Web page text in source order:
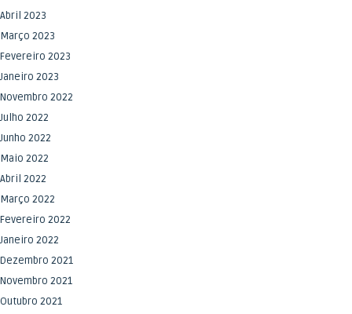
Abril 2023
Março 2023
Fevereiro 2023
Janeiro 2023
Novembro 2022
Julho 2022
Junho 2022
Maio 2022
Abril 2022
Março 2022
Fevereiro 2022
Janeiro 2022
Dezembro 2021
Novembro 2021
Outubro 2021